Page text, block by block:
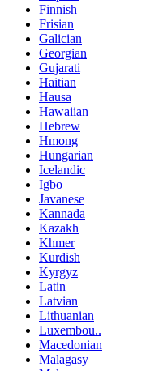
Finnish
Frisian
Galician
Georgian
Gujarati
Haitian
Hausa
Hawaiian
Hebrew
Hmong
Hungarian
Icelandic
Igbo
Javanese
Kannada
Kazakh
Khmer
Kurdish
Kyrgyz
Latin
Latvian
Lithuanian
Luxembou..
Macedonian
Malagasy